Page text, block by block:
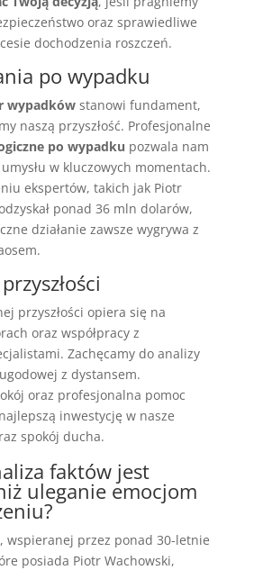
oraz sprawiedliwe
dochodzenia roszczeń.
po wypadku
wypadkówstanowi fundament,
naszą przyszłość. Profesjonalne
po wypadku pozwala nam
w kluczowych momentach.
ekspertów, takich jak Piotr
ponad 36 mln dolarów,
działanie zawsze wygrywa z
przyszłości opiera się na
oraz współpracy z
Zachęcamy do analizy
z dystansem.
oraz profesjonalna pomoc
inwestycję w nasze
spokój ducha.
faktów jest
uleganie emocjom
wspieranej przez ponad 30-letnie
posiada Piotr Wachowski,